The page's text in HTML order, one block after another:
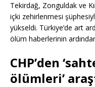
Tekirdağ, Zonguldak ve
içki zehirlenmesi
yükseldi. Türkiye’de art
ölüm haberlerinin
CHP’den
ölümleri’